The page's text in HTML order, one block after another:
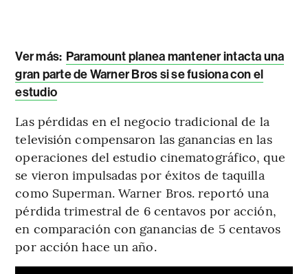
Ver más: Paramount planea mantener intacta una
gran parte de Warner Bros si se fusiona con el
estudio
Las pérdidas en el negocio tradicional de la
televisión compensaron las ganancias en las
operaciones del estudio cinematográfico, que
se vieron impulsadas por éxitos de taquilla
como Superman. Warner Bros. reportó una
pérdida trimestral de 6 centavos por acción,
en comparación con ganancias de 5 centavos
por acción hace un año.